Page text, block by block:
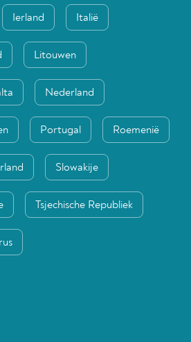
Ierland Italië
Litouwen
Nederland
Portugal Roemenië
Slowakije
Tsjechische Republiek